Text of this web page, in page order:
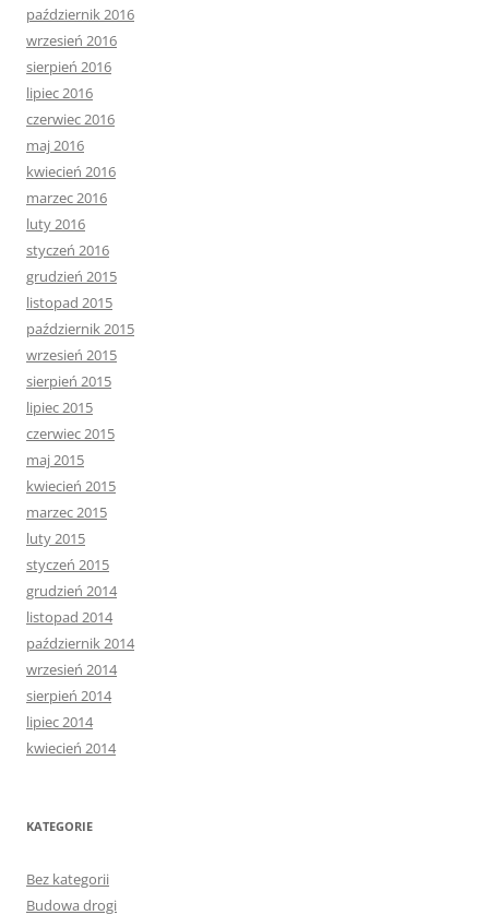
październik 2016
wrzesień 2016
sierpień 2016
lipiec 2016
czerwiec 2016
maj 2016
kwiecień 2016
marzec 2016
luty 2016
styczeń 2016
grudzień 2015
listopad 2015
październik 2015
wrzesień 2015
sierpień 2015
lipiec 2015
czerwiec 2015
maj 2015
kwiecień 2015
marzec 2015
luty 2015
styczeń 2015
grudzień 2014
listopad 2014
październik 2014
wrzesień 2014
sierpień 2014
lipiec 2014
kwiecień 2014
KATEGORIE
Bez kategorii
Budowa drogi